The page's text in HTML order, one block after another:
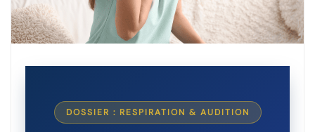
DOSSIER : RESPIRATION & AUDITION